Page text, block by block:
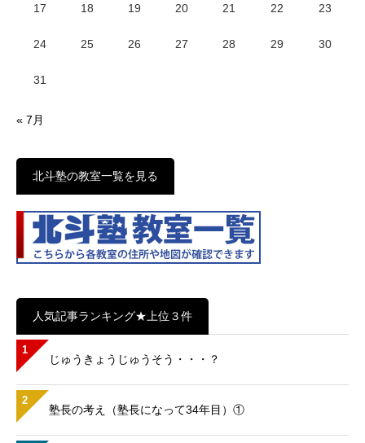
17 18 19 20 21 22 23
24 25 26 27 28 29 30
31
« 7月
北斗塾の教室一覧を見る
人気記事ランキング★上位３件
1
じゅうきょうじゅうそう・・・？
2
塾長の考え（塾長になって34年目）①